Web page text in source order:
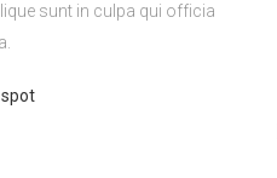
sunt in culpa qui officia